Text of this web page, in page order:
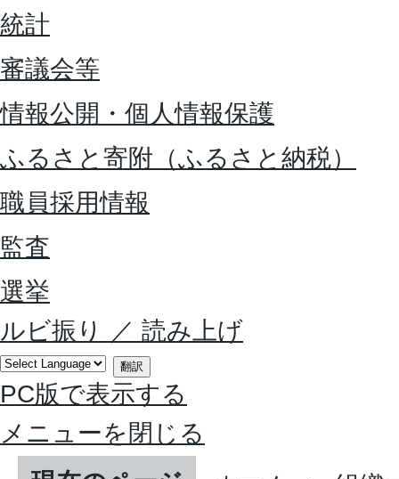
統計
審議会等
情報公開・個人情報保護
ふるさと寄附（ふるさと納税）
職員採用情報
監査
選挙
ルビ振り
／ 読み上げ
翻訳
PC版で表示する
メニューを閉じる